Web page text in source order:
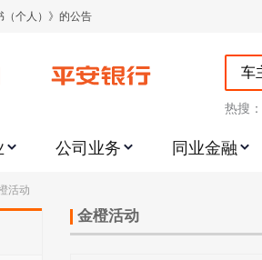
（个人）》的公告
提示的通知
提示
热搜：
公司业务 同业金融
活动
金橙活动